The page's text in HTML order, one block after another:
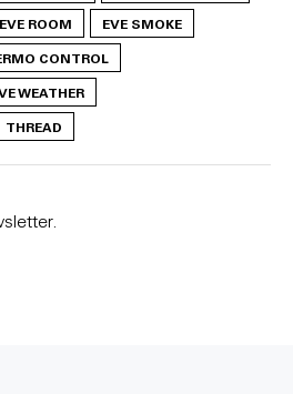
EVE ROOM
EVE SMOKE
CONTROL
WEATHER
THREAD